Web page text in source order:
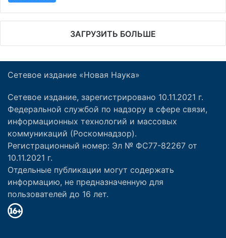
ЗАГРУЗИТЬ БОЛЬШЕ
Сетевое издание «Новая Наука»
Сетевое издание, зарегистрировано 10.11.2021 г.
Федеральной службой по надзору в сфере связи,
информационных технологий и массовых
коммуникаций (Роскомнадзор).
Регистрационный номер: Эл № ФС77-82267 от
10.11.2021 г.
Отдельные публикации могут содержать
информацию, не предназначенную для
пользователей до 16 лет.